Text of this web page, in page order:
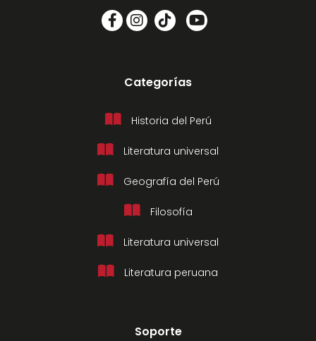
Categorías
Historia del Perú
Literatura universal
Geografía del Perú
Filosofía
Literatura universal
Literatura peruana
Soporte